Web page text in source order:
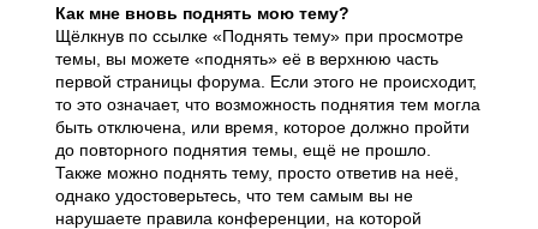
Как мне вновь поднять мою тему?
Щёлкнув по ссылке «Поднять тему» при просмотре
темы, вы можете «поднять» её в верхнюю часть
первой страницы форума. Если этого не происходит,
то это означает, что возможность поднятия тем могла
быть отключена, или время, которое должно пройти
до повторного поднятия темы, ещё не прошло.
Также можно поднять тему, просто ответив на неё,
однако удостоверьтесь, что тем самым вы не
нарушаете правила конференции, на которой